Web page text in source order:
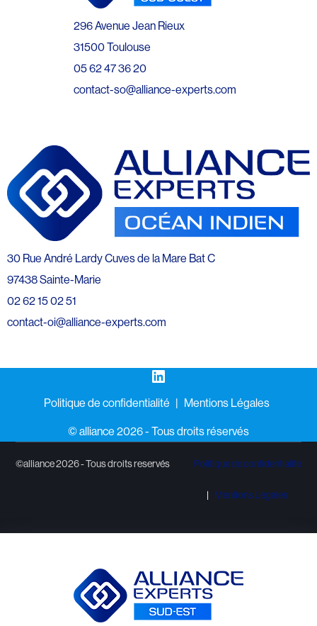
296 Avenue Jean Rieux
31500 Toulouse
05 62 47 36 20
contact-so@alliance-experts.com
30 Rue André Lardy Cuves de la Mare Bat C
97438 Sainte-Marie
02 62 15 02 51
contact-oi@alliance-experts.com
LinkedIn
Politique de confidentialité
Mentions Légales
©️ alliance 2026 - Tous droits réservés
©alliance 2026 - Tous droits reservés Politique de confidentialité
Mentions Légales